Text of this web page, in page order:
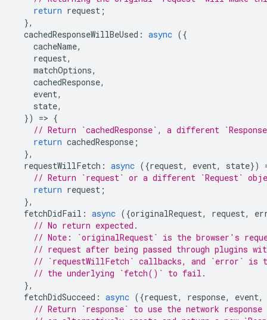
return request ;
},
cachedResponseWillBeUsed : async ({
cacheName,
request,
matchOptions,
cachedResponse,
event,
state,
})
=> {
// Return `cachedResponse`, a different
return cachedResponse ;
},
requestWillFetch : async ({request, event, state})
// Return `request` or a different `Request`
return request ;
},
fetchDidFail : async ({originalRequest, request,
// No return expected.
// Note: `originalRequest` is the browser's
// request after being passed through plugins
// `requestWillFetch` callbacks, and `error` is
// the underlying `fetch()` to fail.
},
fetchDidSucceed : async ({request, response, event,
// Return `response` to use the network